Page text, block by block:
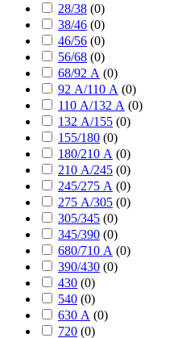
28/38 (0)
38/46 (0)
46/56 (0)
56/68 (0)
68/92 А (0)
92 А/110 А (0)
110 А/132 А (0)
132 А/155 (0)
155/180 (0)
180/210 А (0)
210 А/245 (0)
245/275 А (0)
275 А/305 (0)
305/345 (0)
345/390 (0)
680/710 А (0)
390/430 (0)
430 (0)
540 (0)
630 А (0)
720 (0)